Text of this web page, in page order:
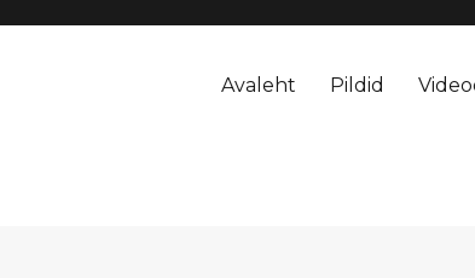
Avaleht Pildid